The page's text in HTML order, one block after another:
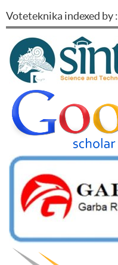
Voteteknika indexed by :